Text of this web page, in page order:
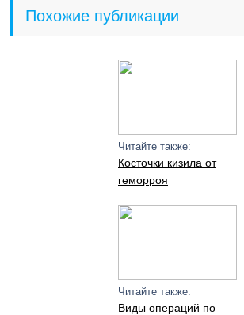
Похожие публикации
Читайте также:
Косточки кизила от
геморроя
Читайте также:
Виды операций по